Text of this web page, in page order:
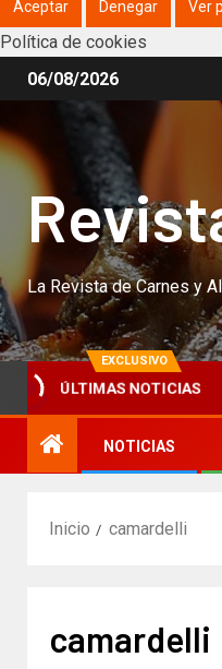
Aceptar Denegar Ver
Política de cookies
06/08/2026
La Revista de Carnes y
EXCLUSIVO
ÚLTIMAS NOTICIAS
de un nuevo CURSO!!!
NOTICIAS
Inicio camardelli
camardelli